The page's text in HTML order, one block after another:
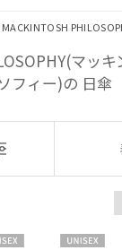
MACKINTOSH
マッ
フィー)の 日傘